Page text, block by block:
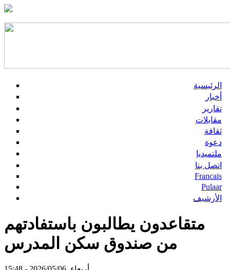
الرئيسية
أخبار
تقارير
مقابلات
ثقافة
دعوة
ملتميديا
اتصل بنا
Francais
Pulaar
الأرشيف
متقاعدون يطالبون باستفادتهم
من صندوق سكن المدرس